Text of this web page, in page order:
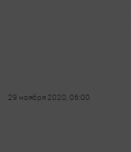
29 ноября 2020, 06:00